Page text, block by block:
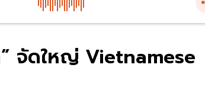
จัดใหญ่ Vietnamese